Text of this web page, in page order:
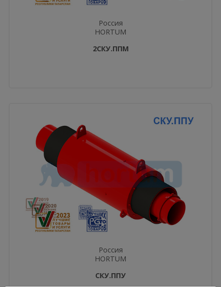
Россия
HORTUM
2СКУ.ППМ
Россия
HORTUM
СКУ.ППУ